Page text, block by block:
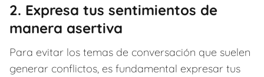
2. Expresa tus sentimientos de
manera asertiva
Para evitar los temas de conversación que suelen
generar conflictos, es fundamental expresar tus